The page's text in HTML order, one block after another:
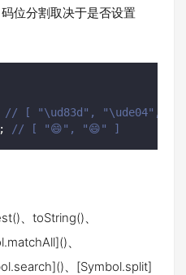
位分割取决于是否设置
// [ "\ud83d", "\ude04",
// [ "😄", "😄" ]
、toString()、
、
、[Symbol.split]